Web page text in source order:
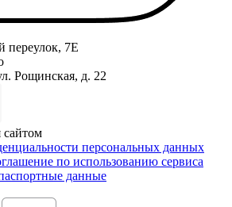
переулок, 7Е
Рощинская, д. 22
сайтом
персональных данных
по использованию сервиса
данные